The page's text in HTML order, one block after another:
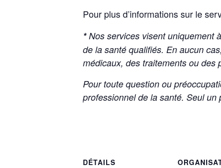
Pour plus d’informations sur le
*Nos services visent uniquement
de la santé qualifiés. En aucun
médicaux, des traitements ou des
Pour toute question ou
professionnel de la santé. Seul
DÉTAILS